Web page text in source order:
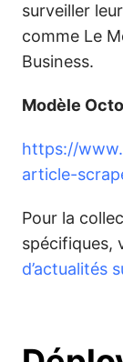
surveiller
comme Le
Business.
Modèle
https://
article-
Pour la
spécifiques,
d’actualités